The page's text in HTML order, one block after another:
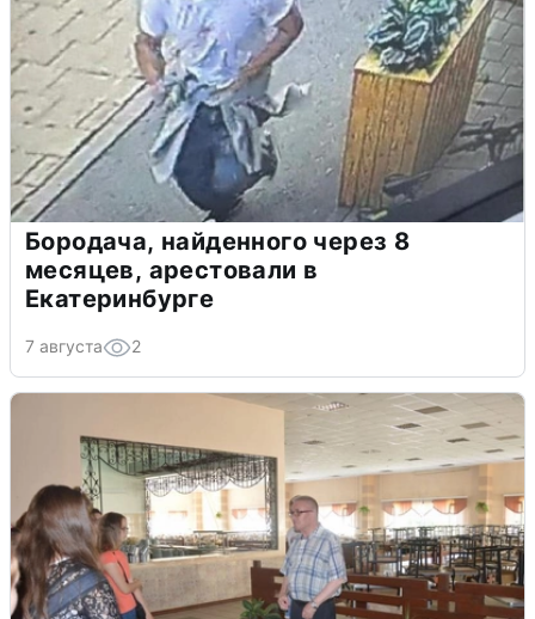
Бородача, найденного через 8
месяцев, арестовали в
Екатеринбурге
7 августа 2